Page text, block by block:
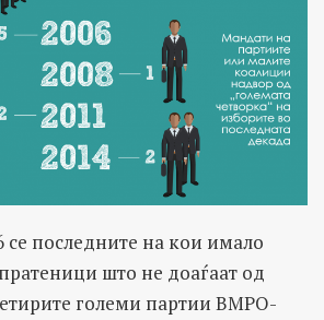
се последните на кои имало
што не доаѓаат од
големи партии ВМРО-